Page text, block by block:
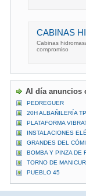
CABINAS
Cabinas
compromiso
Al día anuncios
PEDREGUER
20H ALBAÑILERÍA
PLATAFORMA
INSTALACIONES
GRANDES DEL
BOMBA Y PINZA DE
TORNO DE
PUEBLO 45